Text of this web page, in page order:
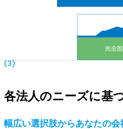
(3)
各法人のニーズに基
幅広い選択肢からあなたの